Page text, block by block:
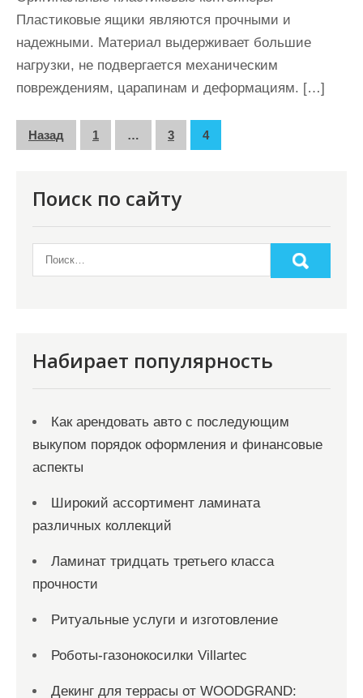
Пластиковые ящики являются прочными и
надежными. Материал выдерживает большие
нагрузки, не подвергается механическим
повреждениям, царапинам и деформациям. […]
ПНазад 1 … 3 4
Поиск по сайту
Набирает популярность
Как арендовать авто с последующим
выкупом порядок оформления и финансовые
аспекты
Широкий ассортимент ламината
различных коллекций
Ламинат тридцать третьего класса
прочности
Ритуальные услуги и изготовление
Роботы-газонокосилки Villartec
Декинг для террасы от WOODGRAND: